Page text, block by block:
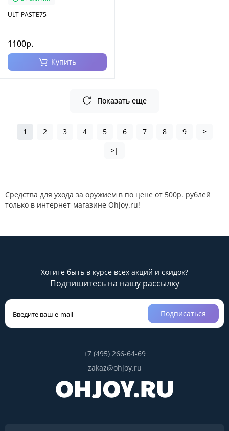
ULT-PASTE75
1100р.
Купить
Показать еще
1 2 3 4 5 6 7 8 9
>
>|
Средства для ухода за оружием в по цене от 500р. рублей
только в интернет-магазине Ohjoy.ru!
Хотите быть в курсе всех акций и скидок?
Подпишитесь на нашу рассылку
Подписаться
+7 (495) 266-64-69
zakaz@ohjoy.ru